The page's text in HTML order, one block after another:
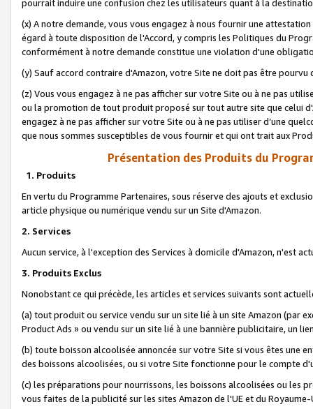
pourrait induire une confusion chez les utilisateurs quant à la
(x) A notre demande, vous vous engagez à nous fournir une
égard à toute disposition de l'Accord, y compris les Politiques du
conformément à notre demande constitue une violation d'une
(y) Sauf accord contraire d'Amazon, votre Site ne doit pas être
(z) Vous vous engagez à ne pas afficher sur votre Site ou à ne pas
ou la promotion de tout produit proposé sur tout autre site que celui
engagez à ne pas afficher sur votre Site ou à ne pas utiliser d’une
que nous sommes susceptibles de vous fournir et qui ont trait aux
Présentation des Produits du
1. Produits
En vertu du Programme Partenaires, sous réserve des ajouts et
article physique ou numérique vendu sur un Site d'Amazon.
2. Services
Aucun service, à l'exception des Services à domicile d'Amazon, n'est
3. Produits Exclus
Nonobstant ce qui précède, les articles et services suivants sont
(a) tout produit ou service vendu sur un site lié à un site Amazon (par
Product Ads » ou vendu sur un site lié à une bannière publicitaire, un
(b) toute boisson alcoolisée annoncée sur votre Site si vous êtes une
des boissons alcoolisées, ou si votre Site fonctionne pour le compte
(c) les préparations pour nourrissons, les boissons alcoolisées ou les
vous faites de la publicité sur les sites Amazon de l'UE et du Royaume-